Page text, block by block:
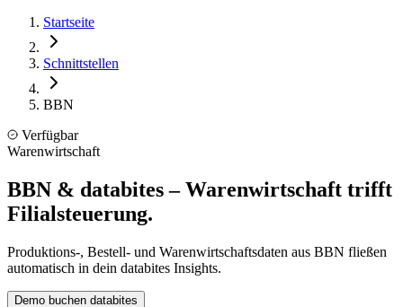
Startseite
Schnittstellen
BBN
Verfügbar
Warenwirtschaft
BBN & databites – Warenwirtschaft trifft
Filialsteuerung.
Produktions-, Bestell- und Warenwirtschaftsdaten aus BBN fließen
automatisch in dein databites Insights.
Demo buchen databites